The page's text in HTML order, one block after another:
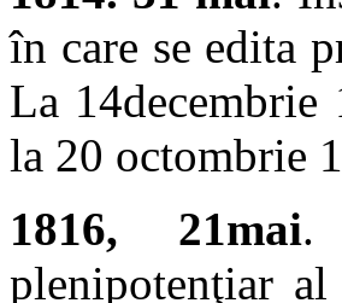
în care se edita
La
la 20 octombrie
1816, 21mai.
plenipotenţiar